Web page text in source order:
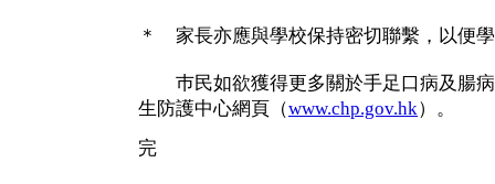
＊ 家長亦應與學校保持密切聯繫，以便
巿民如欲獲得更多關於手足口病及腸病
生防護中心網頁（www.chp.gov.hk）。
完